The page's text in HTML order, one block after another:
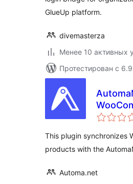
GlueUp platform.
divemasterza
Менее 10 активных
Протестирован с
This plugin synchronizes
products with the
Automa.net